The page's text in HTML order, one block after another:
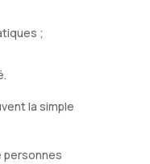
;
la simple
personnes